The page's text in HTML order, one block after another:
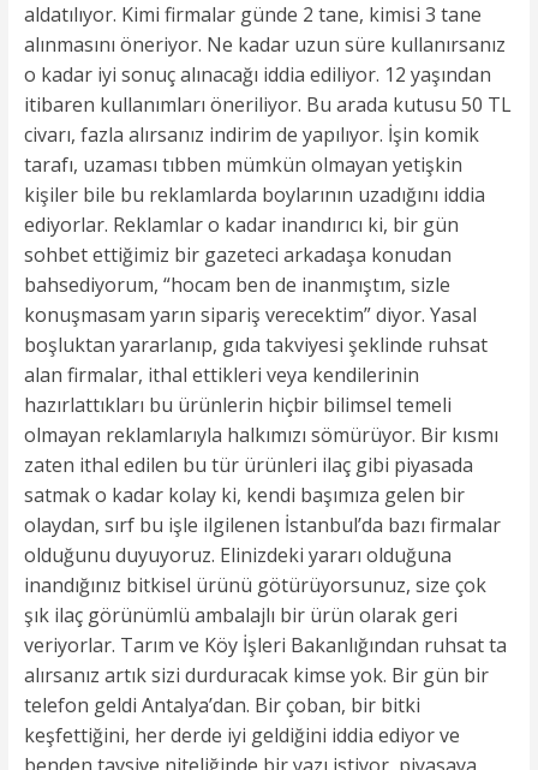
aldatılıyor. Kimi firmalar günde 2 tane, kimisi 3 tane
alınmasını öneriyor. Ne kadar uzun süre kullanırsanız
o kadar iyi sonuç alınacağı iddia ediliyor. 12 yaşından
itibaren kullanımları öneriliyor. Bu arada kutusu 50 TL
civarı, fazla alırsanız indirim de yapılıyor. İşin komik
tarafı, uzaması tıbben mümkün olmayan yetişkin
kişiler bile bu reklamlarda boylarının uzadığını iddia
ediyorlar. Reklamlar o kadar inandırıcı ki, bir gün
sohbet ettiğimiz bir gazeteci arkadaşa konudan
bahsediyorum, “hocam ben de inanmıştım, sizle
konuşmasam yarın sipariş verecektim” diyor. Yasal
boşluktan yararlanıp, gıda takviyesi şeklinde ruhsat
alan firmalar, ithal ettikleri veya kendilerinin
hazırlattıkları bu ürünlerin hiçbir bilimsel temeli
olmayan reklamlarıyla halkımızı sömürüyor. Bir kısmı
zaten ithal edilen bu tür ürünleri ilaç gibi piyasada
satmak o kadar kolay ki, kendi başımıza gelen bir
olaydan, sırf bu işle ilgilenen İstanbul’da bazı firmalar
olduğunu duyuyoruz. Elinizdeki yararı olduğuna
inandığınız bitkisel ürünü götürüyorsunuz, size çok
şık ilaç görünümlü ambalajlı bir ürün olarak geri
veriyorlar. Tarım ve Köy İşleri Bakanlığından ruhsat ta
alırsanız artık sizi durduracak kimse yok. Bir gün bir
telefon geldi Antalya’dan. Bir çoban, bir bitki
keşfettiğini, her derde iyi geldiğini iddia ediyor ve